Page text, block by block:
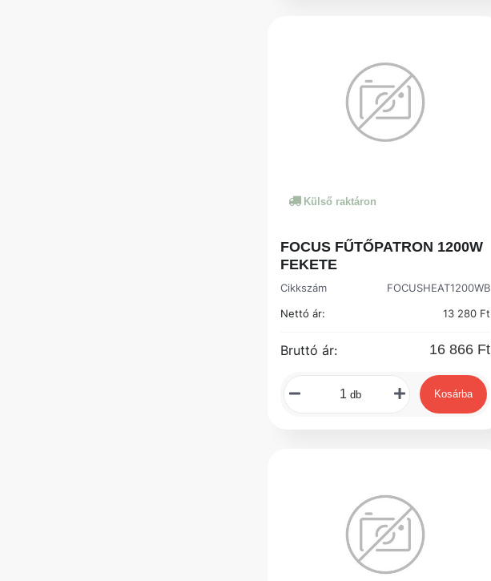
Külső raktáron
FOCUS FŰTŐPATRON 1200W
FEKETE
Cikkszám
FOCUSHEAT1200WB
Nettó ár:
13 280 Ft
Bruttó ár: 16 866 Ft
db Kosárba